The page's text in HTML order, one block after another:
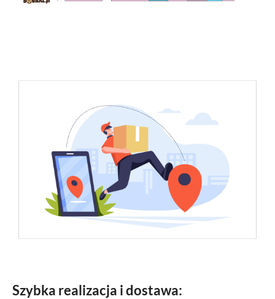
Szybka realizacja i dostawa: